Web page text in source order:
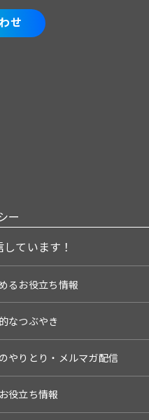
せ
ー
ています！
るお役立ち情報
なつぶやき
やりとり・メルマガ配信
役立ち情報